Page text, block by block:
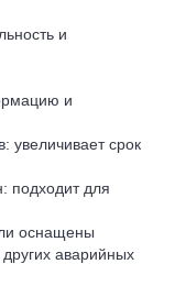
и
и
увеличивает срок
подходит для
оснащены
аварийных